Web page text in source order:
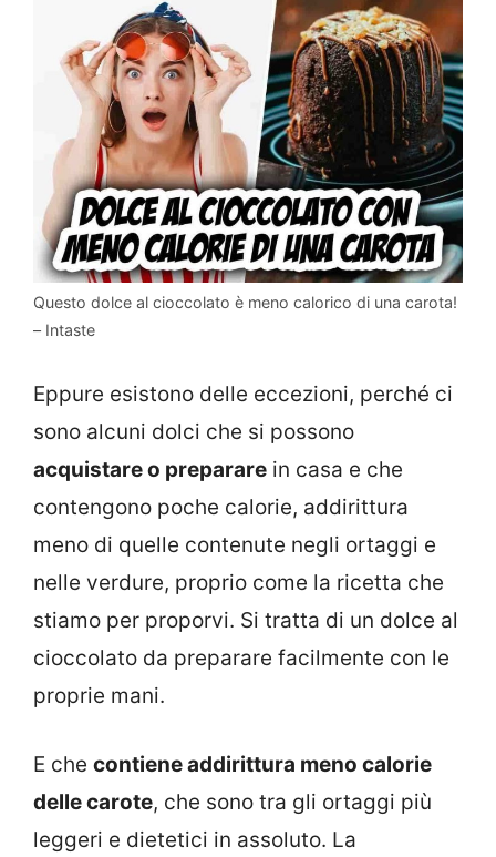
Questo dolce al cioccolato è meno calorico di una carota!
– Intaste
Eppure esistono delle eccezioni, perché ci
sono alcuni dolci che si possono
acquistare o preparare in casa e che
contengono poche calorie, addirittura
meno di quelle contenute negli ortaggi e
nelle verdure, proprio come la ricetta che
stiamo per proporvi. Si tratta di un dolce al
cioccolato da preparare facilmente con le
proprie mani.
E che contiene addirittura meno calorie
delle carote, che sono tra gli ortaggi più
leggeri e dietetici in assoluto. La